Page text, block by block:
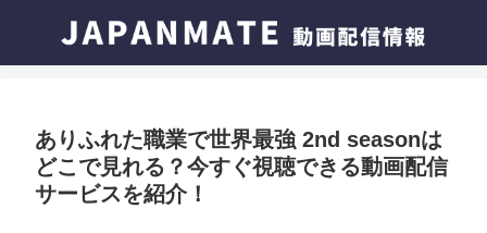
ありふれた職業で世界最強 2nd seasonは
どこで見れる？今すぐ視聴できる動画配信
サービスを紹介！